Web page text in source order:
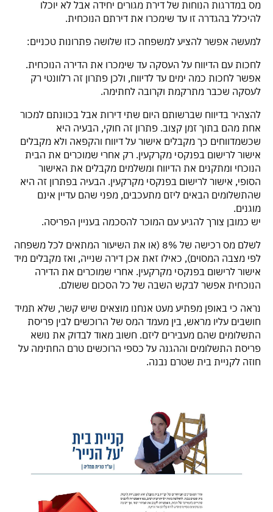
מס במדרגות הנוחות של דירת מגורים יחידה אבל לא יוכלו
להיכלל בהגדרה זו עד שימכרו את דירתם הנוכחית.
למעשה אפשר להציע למשפחה כזו שלושה פתרונות טכניים:
לחכות עם הדיווח על העסקה עד שימכרו את הדירה הנוכחית.
אפשר לחכות כמה ימים עד לדיווח, ולכן פתרון זה רלוונטי רק
לעסקה שכבר מתרקמת וקרובה לחתימה.
להצהיר בדיווח שברשותם היום שתי דירות אבל בכוונתם למכור
אחת מהם בתוך זמן קצוב. פתרון זה חוקי, הבעיה היא
שכשמדווחים כך מקבלים אישור על דיווח והקפאה ולא מקבלים
אישור לרישום בפנקסי מקרקעין. רק אחרי שמוכרים את הבית
הנוכחי ומתקנים את הדיווח ומשלמים מקבלים את האישור
הסופי, אישור לרישום בפנקסי מקרקעין. הבעיה בפתרון זה היא
שהתשלומים הבאים ליזם מתעכבים, מפני שהם עדיין אינם
מוגנים.
יש כמובן צורך להגיע עם המוכר להסכמה בעניין הפריסה.
לשלם מס רכישה של 8% (או את השיעור המתאים לכל משפחה
לפי מצבה המסוים), כאילו זאת אכן דירה שנייה, ואז מקבלים מיד
אישור לרישום בפנקסי מקרקעין. אחרי שמוכרים את הדירה
הנוכחית אפשר לבקש השבה של כל הסכום ששולם.
נראה כי באופן מפתיע מעט אנחנו מוצאים שיש קשר, שלא תמיד
חושבים עליו מראש, בין מעמד המס של הרוכשים לבין פריסת
התשלומים שהם מעבירים ליזם. חשוב מאוד לבדוק את נושא
פריסת התשלומים וההגנה על כספי הרוכשים טרם החתימה על
חוזה לקניית בית שטרם נבנה.